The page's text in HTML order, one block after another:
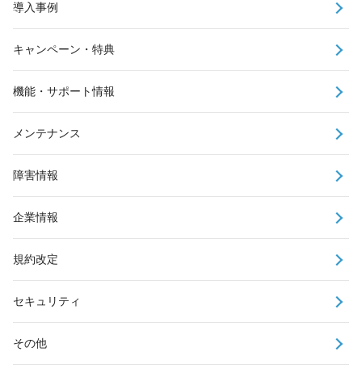
導入事例
キャンペーン・特典
機能・サポート情報
メンテナンス
障害情報
企業情報
規約改定
セキュリティ
その他